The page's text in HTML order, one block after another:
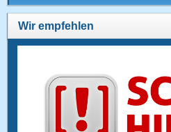
Wir empfehlen